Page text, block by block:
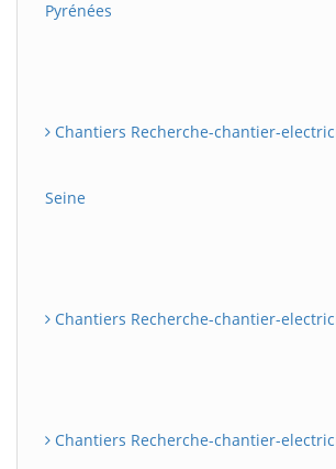
Pyrénées
Chantiers Recherche-chantier-
Seine
Chantiers Recherche-chantier-
Chantiers Recherche-chantier-